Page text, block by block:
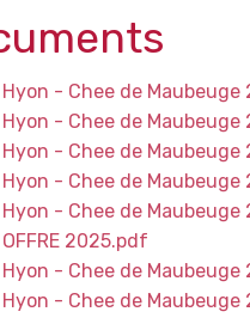
Hyon - Chee de
Hyon - Chee de
Hyon - Chee de
Hyon - Chee de
Hyon - Chee de
OFFRE 2025.pdf
Hyon - Chee de
Hyon - Chee de Maubeuge